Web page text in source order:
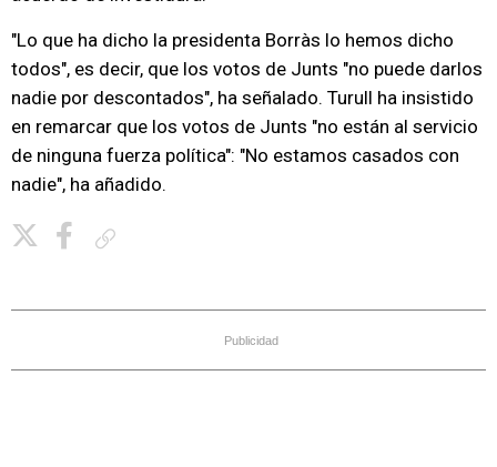
"Lo que ha dicho la presidenta Borràs lo hemos dicho
todos", es decir, que los votos de Junts "no puede darlos
nadie por descontados", ha señalado. Turull ha insistido
en remarcar que los votos de Junts "no están al servicio
de ninguna fuerza política": "No estamos casados con
nadie", ha añadido.
Publicidad